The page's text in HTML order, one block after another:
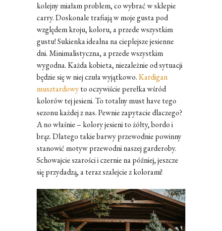
kolejny miałam problem, co wybrać w sklepie
carry. Doskonale trafiają w moje gusta pod
względem kroju, koloru, a przede wszystkim
gustu! Sukienka idealna na cieplejsze jesienne
dni. Minimalistyczna, a przede wszystkim
wygodna. Każda kobieta, niezależnie od sytuacji
będzie się w niej czuła wyjątkowo.Kardigan
musztardowyto oczywiście perełka wśród
kolorów tej jesieni. To totalny must have tego
sezonu każdej z nas. Pewnie zapytacie dlaczego?
A no właśnie – kolory jesieni to żółty, bordo i
brąz. Dlatego takie barwy przewodnie powinny
stanowić motyw przewodni naszej garderoby.
Schowajcie szarości i czernie na później, jeszcze
się przydadzą, a teraz szalejcie z kolorami!